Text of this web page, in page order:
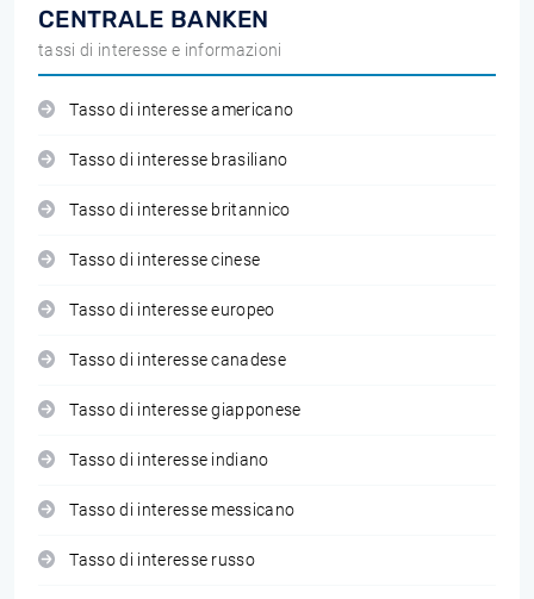
CENTRALE BANKEN
tassi di interesse e informazioni
Tasso di interesse americano
Tasso di interesse brasiliano
Tasso di interesse britannico
Tasso di interesse cinese
Tasso di interesse europeo
Tasso di interesse canadese
Tasso di interesse giapponese
Tasso di interesse indiano
Tasso di interesse messicano
Tasso di interesse russo